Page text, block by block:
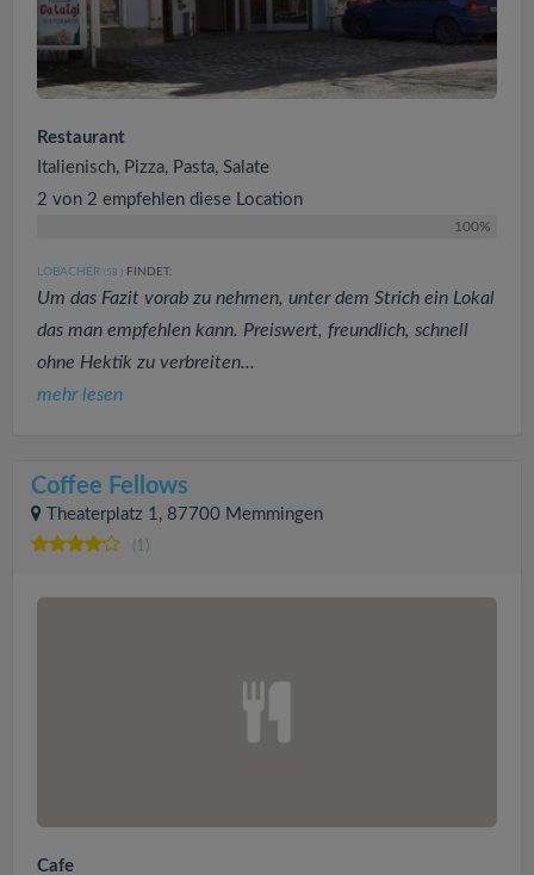
Restaurant
Italienisch, Pizza, Pasta, Salate
2 von 2 empfehlen diese Location
100%
LOBACHER (58 ) FINDET:
Um das Fazit vorab zu nehmen, unter dem Strich ein Lokal
das man empfehlen kann. Preiswert, freundlich, schnell
ohne Hektik zu verbreiten...
mehr lesen
Coffee Fellows
Theaterplatz 1, 87700 Memmingen
(1)
Cafe